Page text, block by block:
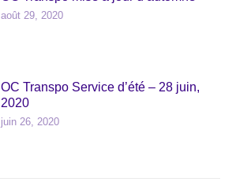
août 29, 2020
OC Transpo Service d’été – 28 juin,
2020
juin 26, 2020